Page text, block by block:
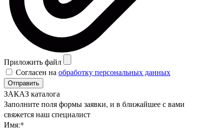
Приложить файл
Согласен на обработку персональных данных
Отправить
ЗАКАЗ каталога
Заполните поля формы заявки, и в ближайшее с вами
свяжется наш специалист
Имя:*